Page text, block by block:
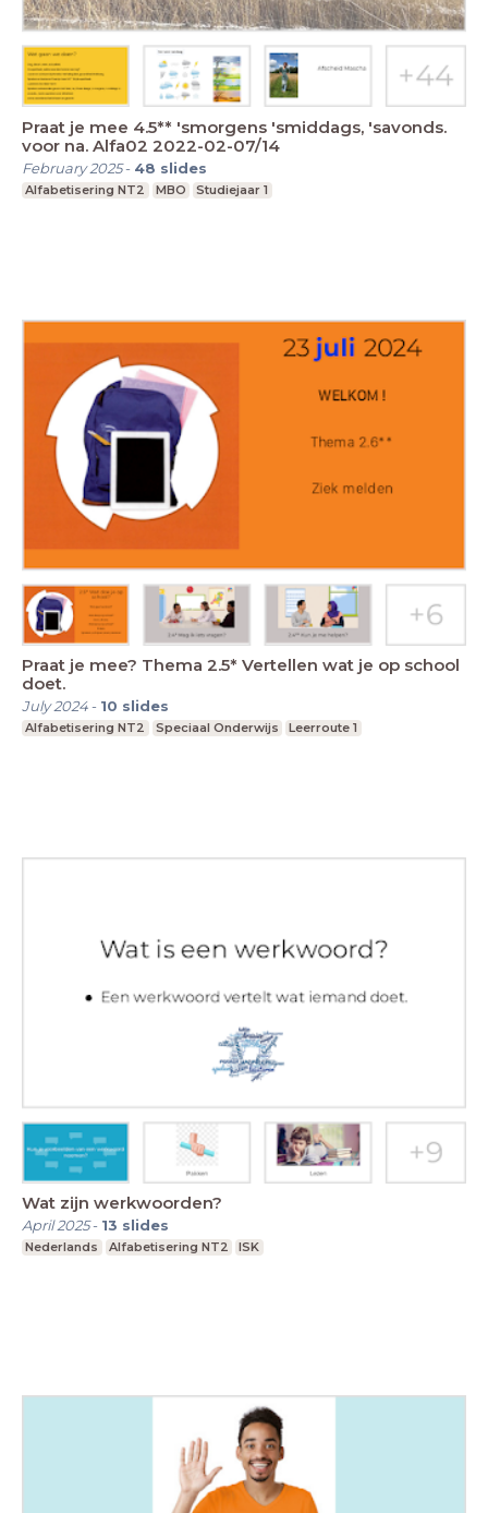
Praat je mee 4.5** 'smorgens 'smiddags, 'savonds.
voor na. Alfa02 2022-02-07/14
February 2025- 48 slides
Alfabetisering NT2 MBO Studiejaar 1
Praat je mee? Thema 2.5* Vertellen wat je op school
doet.
July 2024- 10 slides
Alfabetisering NT2 Speciaal Onderwijs Leerroute 1
Wat zijn werkwoorden?
April 2025- 13 slides
Nederlands Alfabetisering NT2 ISK